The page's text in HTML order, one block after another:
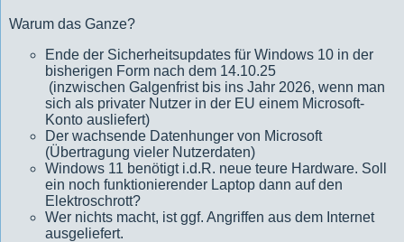
Warum das Ganze?
Ende der Sicherheitsupdates für Windows 10 in der
bisherigen Form nach dem 14.10.25
(inzwischen Galgenfrist bis ins Jahr 2026, wenn man
sich als privater Nutzer in der EU einem Microsoft-
Konto ausliefert)
Der wachsende Datenhunger von Microsoft
(Übertragung vieler Nutzerdaten)
Windows 11 benötigt i.d.R. neue teure Hardware. Soll
ein noch funktionierender Laptop dann auf den
Elektroschrott?
Wer nichts macht, ist ggf. Angriffen aus dem Internet
ausgeliefert.